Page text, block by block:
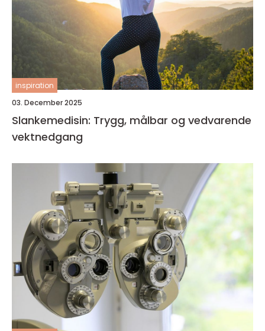
inspiration
03. December 2025
Slankemedisin: Trygg, målbar og vedvarende
vektnedgang